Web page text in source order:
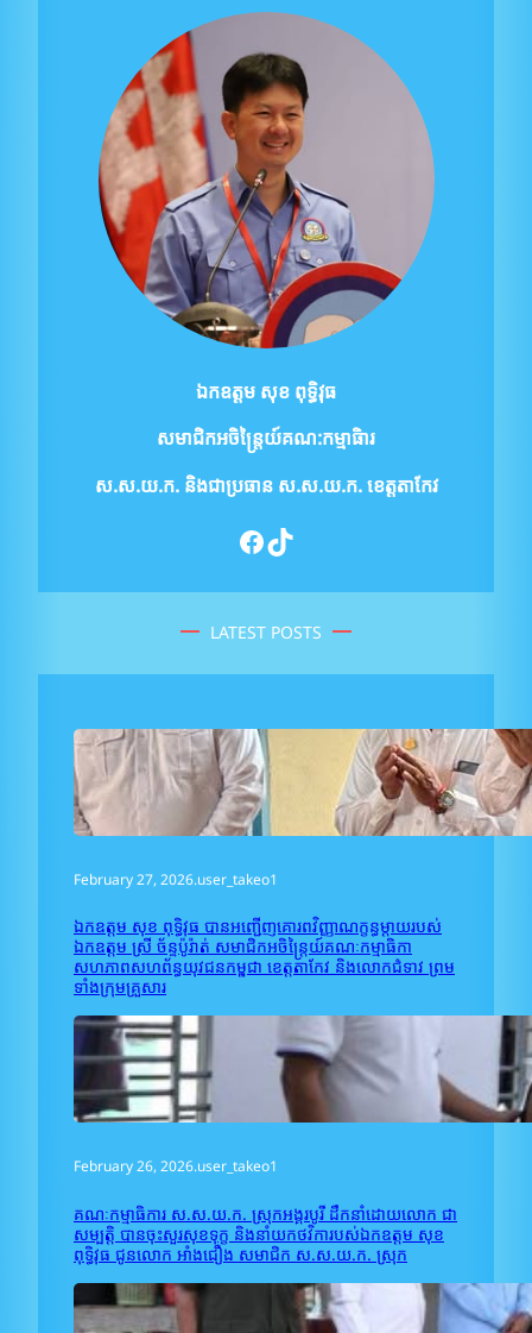
ឯកឧត្ដម សុខ ពុទ្ធិវុធ
សមាជិកអចិន្ត្រៃយ៍គណ:កម្មាធិារ
ស.ស.យ.ក. និងជាប្រធាន ស.ស.យ.ក. ខេត្តតាកែវ
Facebook TikTok
LATEST POSTS
February 27, 2026.user_takeo1
ឯកឧត្តម សុខ ពុទ្ធិវុធ បានអញ្ជើញគោរពវិញ្ញាណក្ខន្ធម្តាយរបស់
ឯកឧត្តម ស្រី ច័ន្ទប៉ូរ៉ាត់ សមាជិកអចិន្រ្តៃយ៍គណៈកម្មាធិកា
សហភាពសហព័ន្ធយុវជនកម្ពុជា ខេត្តតាកែវ និងលោកជំទាវ ព្រម
ទាំងក្រុមគ្រួសារ
February 26, 2026.user_takeo1
គណៈកម្មាធិការ ស.ស.យ.ក. ស្រុកអង្គរបូរី ដឹកនាំដោយលោក ជា
សម្បត្តិ បានចុះសួរសុខទុក្ខ និងនាំយកថវិការបស់ឯកឧត្តម សុខ
ពុទ្ធិវុធ ជូនលោក អាំង​ជឿង សមាជិក ស.ស.យ.ក. ស្រុក